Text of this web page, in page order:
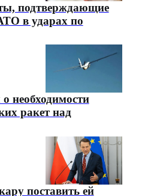
подтверждающие
в ударах по
необходимости
ракет над
поставить ей